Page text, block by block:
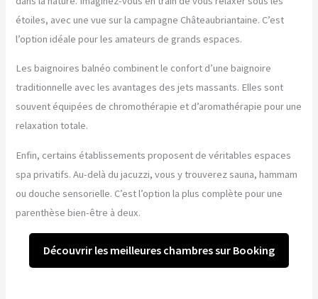
étoiles, avec une vue sur la campagne Châteaubriantaine. C’est
l’option idéale pour les amateurs de grands espaces.
Les baignoires balnéo combinent le confort d’une baignoire
traditionnelle avec les avantages des jets massants. Elles sont
souvent équipées de chromothérapie et d’aromathérapie pour une
relaxation totale.
Enfin, certains établissements proposent de véritables espaces
spa privatifs. Au-delà du jacuzzi, vous y trouverez sauna, hammam
ou douche sensorielle. C’est l’option la plus complète pour une
parenthèse bien-être à deux.
Découvrir les meilleures chambres sur Booking